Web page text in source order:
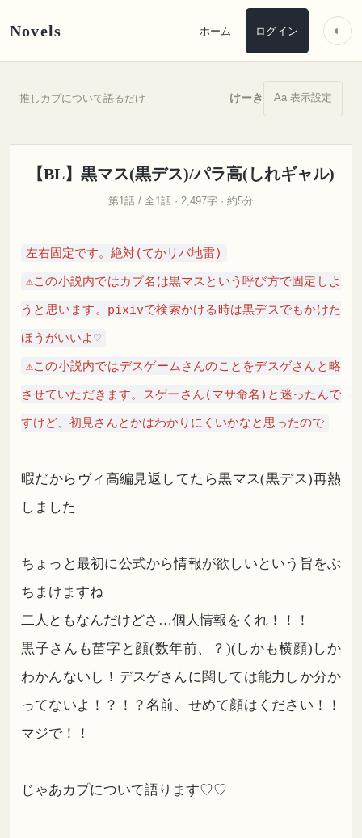
Novels ホーム ログイン ◐
推しカプについて語るだけ けーき Aa 表示設定
【BL】黒マス(黒デス)/パラ高(しれギャル)
第1話 / 全1話 · 2,497字 · 約5分
左右固定です。絶対(てかリバ地雷)
⚠︎この小説内ではカプ名は黒マスという呼び方で固定しよ
うと思います。pixivで検索かける時は黒デスでもかけた
ほうがいいよ♡
⚠︎この小説内ではデスゲームさんのことをデスゲさんと略
させていただきます。スゲーさん(マサ命名)と迷ったんで
すけど、初見さんとかはわかりにくいかなと思ったので
暇だからヴィ高編見返してたら黒マス(黒デス)再熱
しました
ちょっと最初に公式から情報が欲しいという旨をぶ
ちまけますね
二人ともなんだけどさ…個人情報をくれ！！！
黒子さんも苗字と顔(数年前、？)(しかも横顔)しか
わかんないし！デスゲさんに関しては能力しか分か
ってないよ！？！？名前、せめて顔はください！！
マジで！！
じゃあカプについて語ります♡♡